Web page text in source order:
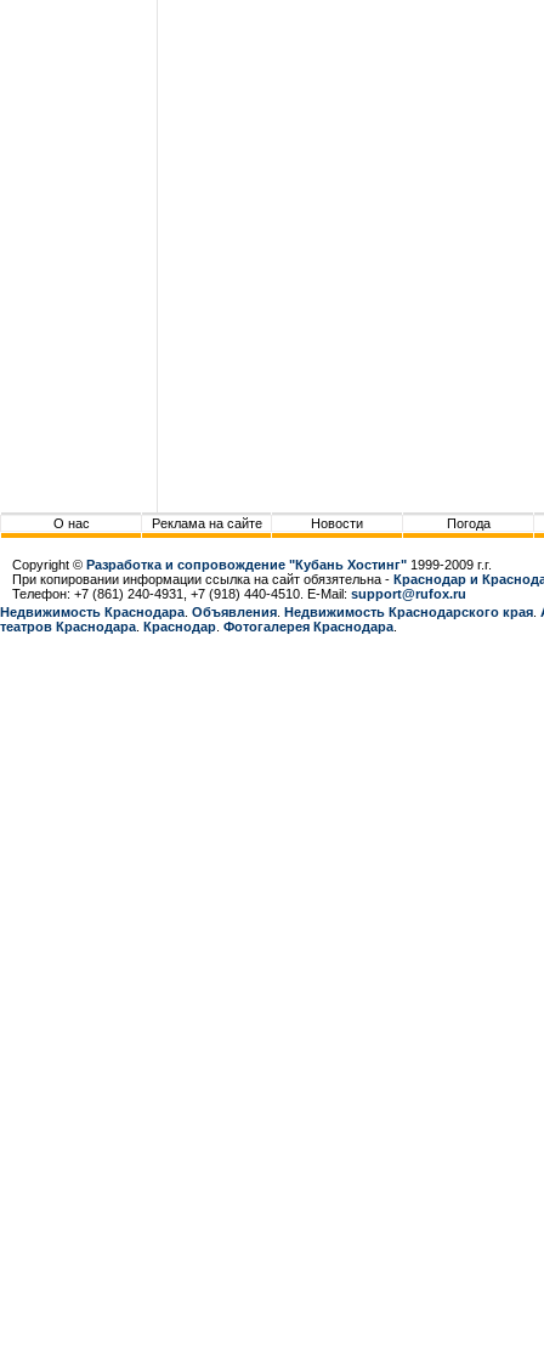
О нас Реклама на сайте Новости Погода
Copyright © Разработка и сопровождение "Кубань Хостинг" 1999-2009 г.г.
При копировании информации ссылка на сайт обязятельна - Краснодар и
Телефон: +7 (861) 240-4931, +7 (918) 440-4510. E-Mail: support@rufox.ru
Недвижимость Краснодара Объявления Недвижимость Краснодарcкого края
театров Краснодара Краснодар Фотогалерея Краснодара